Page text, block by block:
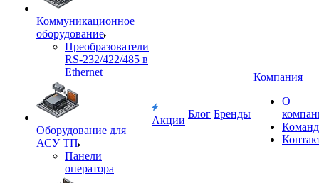
Коммуникационное
оборудование
Преобразователи
RS-232/422/485 в
Ethernet
Оборудование для
АСУ ТП
Панели
оператора
Акции
Блог Бренды
Компания
О